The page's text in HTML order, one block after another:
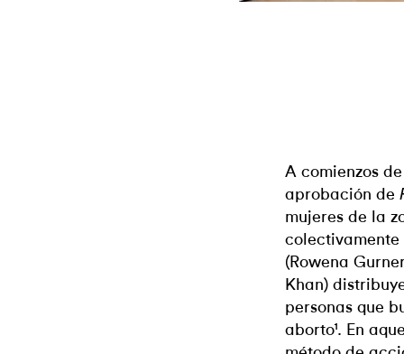
A comienzos
aprobación de
mujeres de la
colectivamente
(Rowena
Khan)
personas que
aborto¹. En